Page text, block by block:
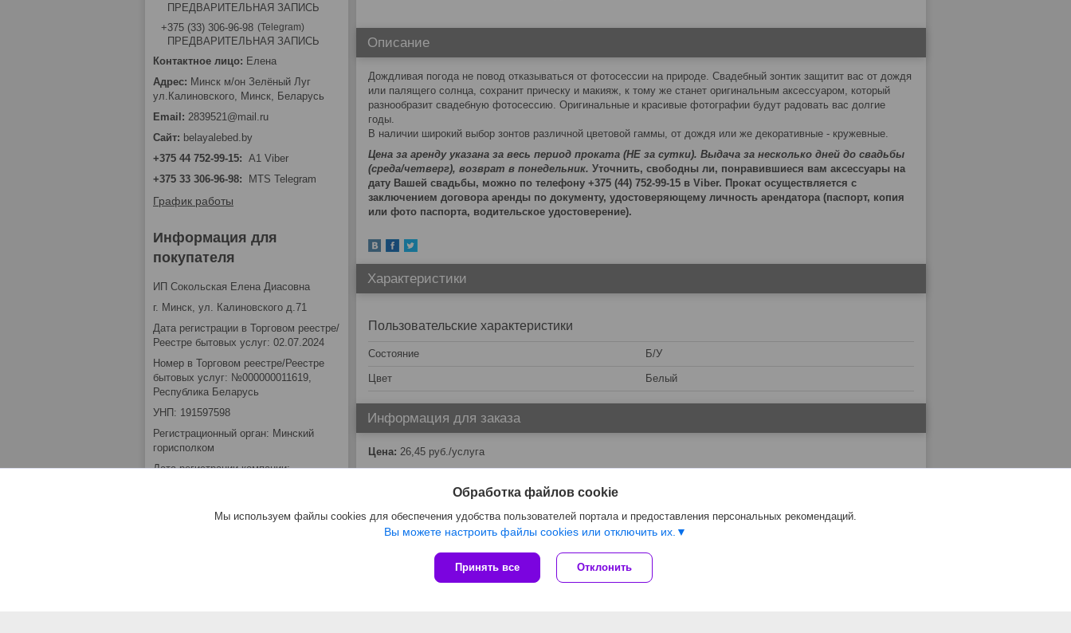
Описание
Дождливая погода не повод отказываться от фотосессии на природе. Свадебный зонтик защитит вас от дождя
или палящего солнца, сохранит прическу и макияж, к тому же станет оригинальным аксессуаром, который
разнообразит свадебную фотосессию. Оригинальные и красивые фотографии будут радовать вас долгие
годы.
В наличии широкий выбор зонтов различной цветовой гаммы, от дождя или же декоративные - кружевные.
Цена за аренду указана за весь период проката (НЕ за сутки). Выдача за несколько дней до свадьбы
(среда/четверг), возврат в понедельник. Уточнить, свободны ли, понравившиеся вам аксессуары на
дату Вашей свадьбы, можно по телефону +375 (44) 752-99-15 в Viber. Прокат осуществляется с
заключением договора аренды по документу, удостоверяющему личность арендатора (паспорт, копия
или фото паспорта, водительское удостоверение).
Характеристики
Пользовательские характеристики
Состояние Б/У
Цвет Белый
Информация для заказа
Цена: 26,45 руб./услуга
ПРЕДВАРИТЕЛЬНАЯ ЗАПИСЬ
+375 (33) 306-96-98
Telegram
ПРЕДВАРИТЕЛЬНАЯ ЗАПИСЬ
Елена
Минск м/он Зелёный Луг
ул.Калиновского, Минск, Беларусь
2839521@mail.ru
belayalebed.by
+375 44 752-99-15
A1 Viber
+375 33 306-96-98
MTS Telegram
График работы
Информация для
покупателя
ИП Сокольская Елена Диасовна
г. Минск, ул. Калиновского д.71
Дата регистрации в Торговом реестре/
Реестре бытовых услуг: 02.07.2024
Номер в Торговом реестре/Реестре
бытовых услуг: №000000011619,
Республика Беларусь
УНП: 191597598
Регистрационный орган: Минский
горисполком
Дата регистрации компании:
Местонахождение книги замечаний и
Обработка файлов cookie
Мы используем файлы cookies для обеспечения удобства пользователей портала и предоставления персональных рекомендаций.
Вы можете настроить файлы cookies или отключить их.
Принять все Отклонить